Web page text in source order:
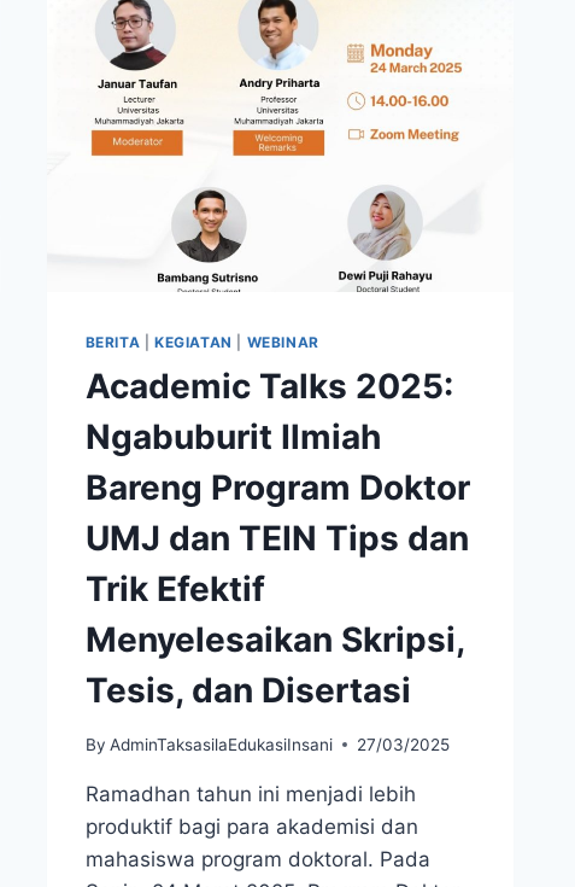
BERITA |KEGIATAN WEBINAR
Academic Talks 2025:
Ngabuburit Ilmiah
Bareng Program Doktor
UMJ dan TEIN Tips dan
Trik Efektif
Menyelesaikan Skripsi,
Tesis, dan Disertasi
By AdminTaksasilaEdukasiInsani 27/03/2025
Ramadhan tahun ini menjadi lebih
produktif bagi para akademisi dan
mahasiswa program doktoral. Pada